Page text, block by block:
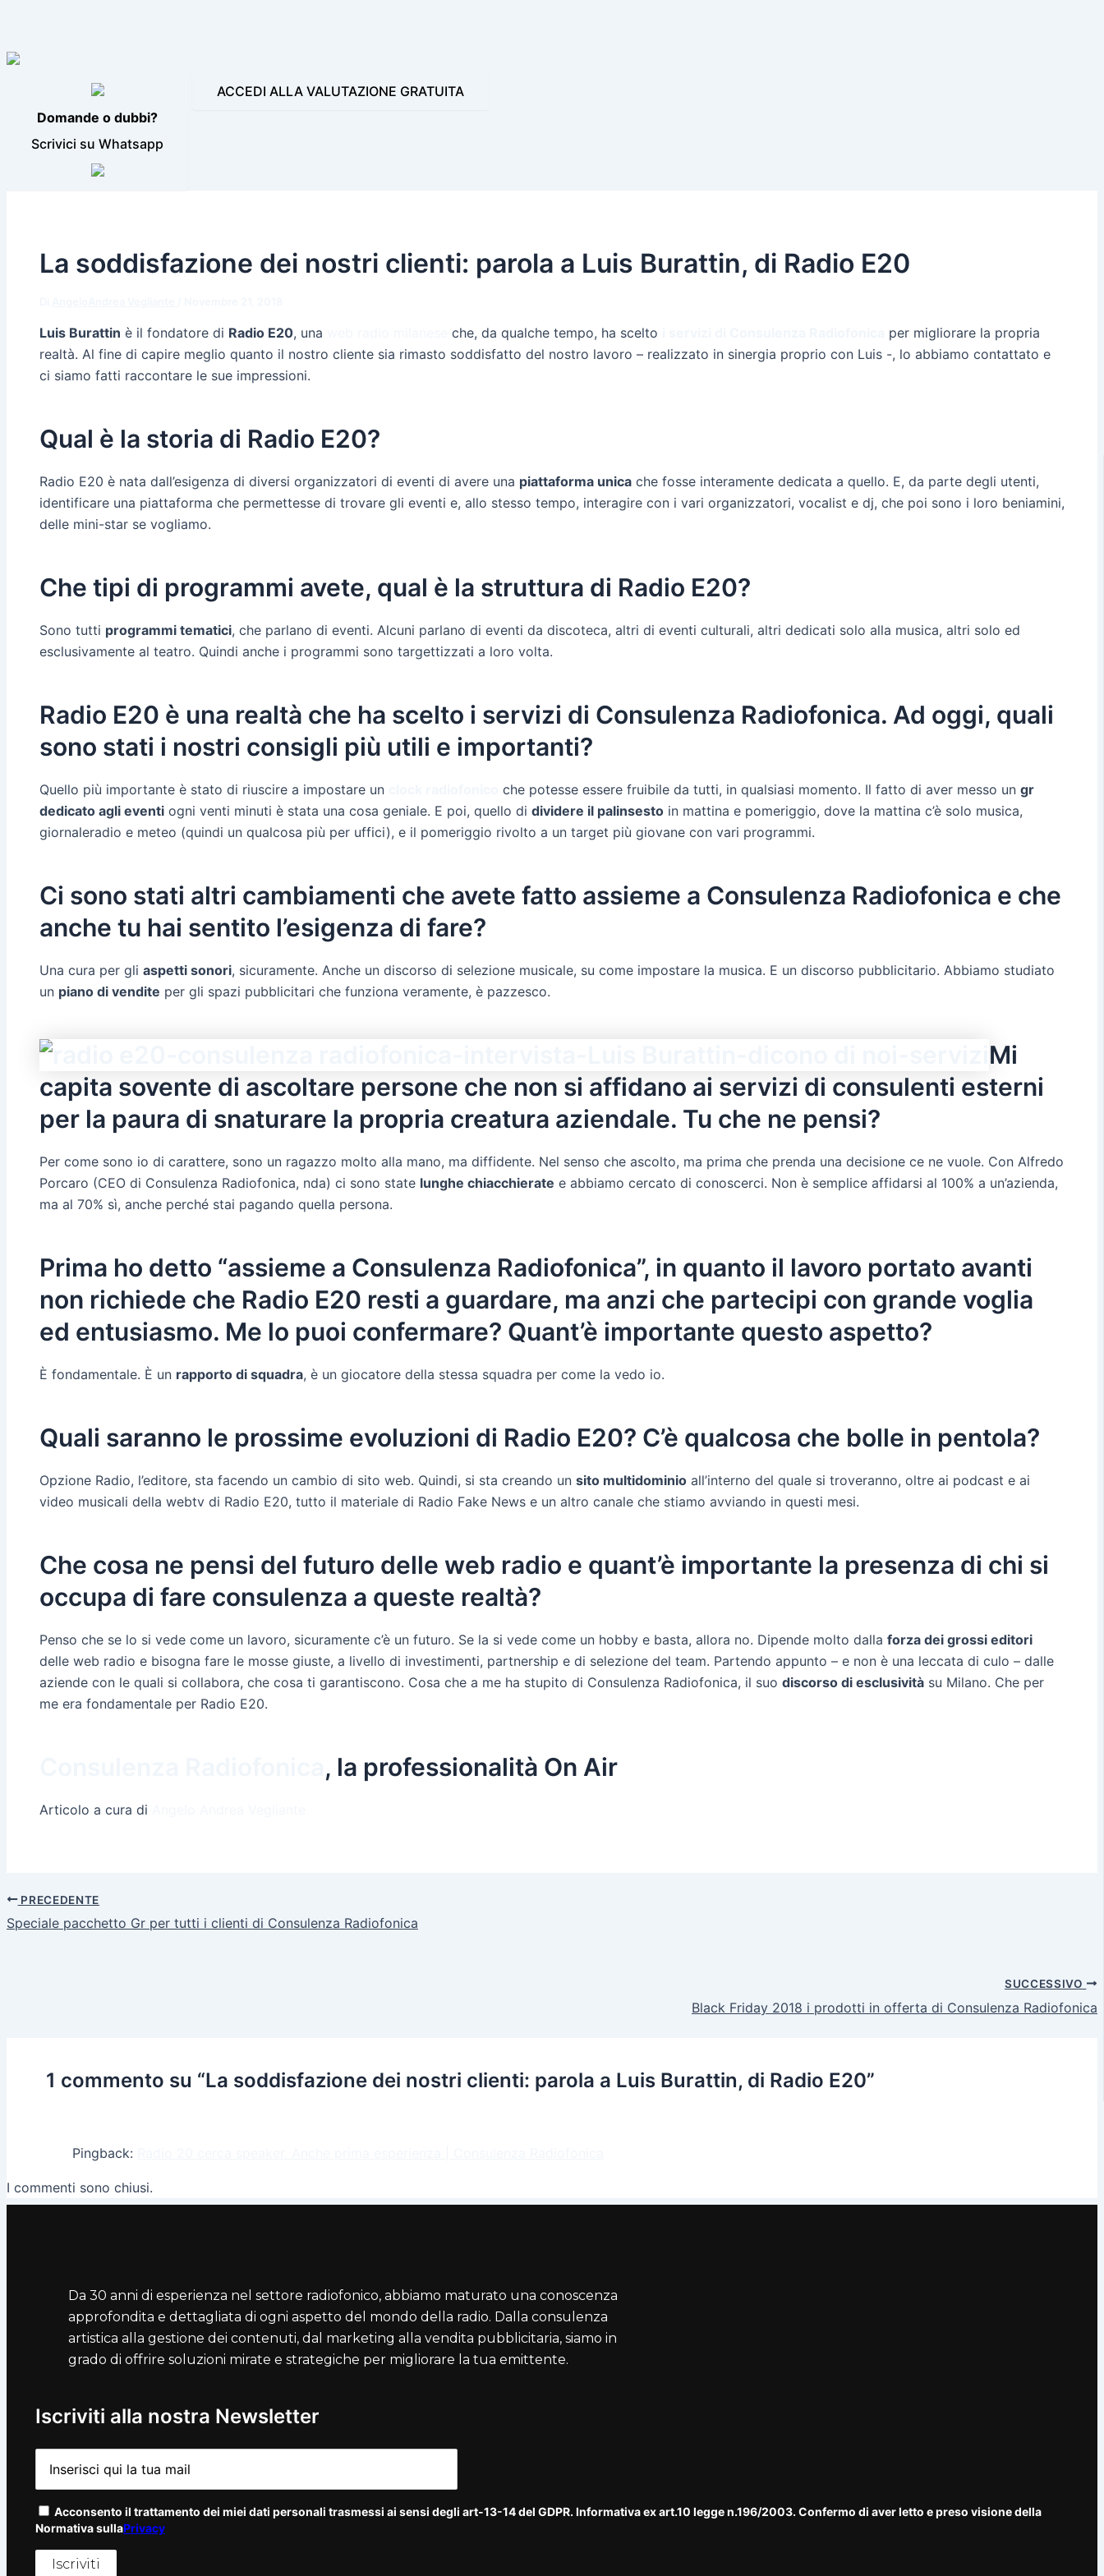
Domande o dubbi?
Scrivici su Whatsapp
ACCEDI ALLA VALUTAZIONE GRATUITA
La soddisfazione dei nostri clienti: parola a Luis Burattin, di Radio E20
Luis Burattin è il fondatore di Radio E20, una che, da qualche tempo, ha scelto
per migliorare la propria
realtà. Al fine di capire meglio quanto il nostro cliente sia rimasto soddisfatto del nostro lavoro – realizzato in sinergia proprio con Luis -, lo abbiamo contattato e
ci siamo fatti raccontare le sue impressioni.
Qual è la storia di Radio E20?
Radio E20 è nata dall’esigenza di diversi organizzatori di eventi di avere una piattaforma unica che fosse interamente dedicata a quello. E, da parte degli utenti,
identificare una piattaforma che permettesse di trovare gli eventi e, allo stesso tempo, interagire con i vari organizzatori, vocalist e dj, che poi sono i loro beniamini,
delle mini-star se vogliamo.
Che tipi di programmi avete, qual è la struttura di Radio E20?
Sono tutti programmi tematici, che parlano di eventi. Alcuni parlano di eventi da discoteca, altri di eventi culturali, altri dedicati solo alla musica, altri solo ed
esclusivamente al teatro. Quindi anche i programmi sono targettizzati a loro volta.
Radio E20 è una realtà che ha scelto i servizi di Consulenza Radiofonica. Ad oggi, quali
sono stati i nostri consigli più utili e importanti?
Quello più importante è stato di riuscire a impostare un che potesse essere fruibile da tutti, in qualsiasi momento. Il fatto di aver messo un gr
dedicato agli eventi ogni venti minuti è stata una cosa geniale. E poi, quello di dividere il palinsesto in mattina e pomeriggio, dove la mattina c’è solo musica,
giornaleradio e meteo (quindi un qualcosa più per uffici), e il pomeriggio rivolto a un target più giovane con vari programmi.
Ci sono stati altri cambiamenti che avete fatto assieme a Consulenza Radiofonica e che
anche tu hai sentito l’esigenza di fare?
Una cura per gli aspetti sonori, sicuramente. Anche un discorso di selezione musicale, su come impostare la musica. E un discorso pubblicitario. Abbiamo studiato
un piano di vendite per gli spazi pubblicitari che funziona veramente, è pazzesco.
Mi
capita sovente di ascoltare persone che non si affidano ai servizi di consulenti esterni
per la paura di snaturare la propria creatura aziendale. Tu che ne pensi?
Per come sono io di carattere, sono un ragazzo molto alla mano, ma diffidente. Nel senso che ascolto, ma prima che prenda una decisione ce ne vuole. Con Alfredo
Porcaro (CEO di Consulenza Radiofonica, nda) ci sono state lunghe chiacchierate e abbiamo cercato di conoscerci. Non è semplice affidarsi al 100% a un’azienda,
ma al 70% sì, anche perché stai pagando quella persona.
Prima ho detto “assieme a Consulenza Radiofonica”, in quanto il lavoro portato avanti
non richiede che Radio E20 resti a guardare, ma anzi che partecipi con grande voglia
ed entusiasmo. Me lo puoi confermare? Quant’è importante questo aspetto?
È fondamentale. È un rapporto di squadra, è un giocatore della stessa squadra per come la vedo io.
Quali saranno le prossime evoluzioni di Radio E20? C’è qualcosa che bolle in pentola?
Opzione Radio, l’editore, sta facendo un cambio di sito web. Quindi, si sta creando un sito multidominio all’interno del quale si troveranno, oltre ai podcast e ai
video musicali della webtv di Radio E20, tutto il materiale di Radio Fake News e un altro canale che stiamo avviando in questi mesi.
Che cosa ne pensi del futuro delle web radio e quant’è importante la presenza di chi si
occupa di fare consulenza a queste realtà?
Penso che se lo si vede come un lavoro, sicuramente c’è un futuro. Se la si vede come un hobby e basta, allora no. Dipende molto dalla forza dei grossi editori
delle web radio e bisogna fare le mosse giuste, a livello di investimenti, partnership e di selezione del team. Partendo appunto – e non è una leccata di culo – dalle
aziende con le quali si collabora, che cosa ti garantiscono. Cosa che a me ha stupito di Consulenza Radiofonica, il suo discorso di esclusività su Milano. Che per
me era fondamentale per Radio E20.
, la professionalità On Air
Articolo a cura di
PRECEDENTE
Speciale pacchetto Gr per tutti i clienti di Consulenza Radiofonica
SUCCESSIVO
Black Friday 2018 i prodotti in offerta di Consulenza Radiofonica
1 commento su “La soddisfazione dei nostri clienti: parola a Luis Burattin, di Radio E20”
Pingback:
I commenti sono chiusi.
Da 30 anni di esperienza nel settore radiofonico, abbiamo maturato una conoscenza
approfondita e dettagliata di ogni aspetto del mondo della radio. Dalla consulenza
artistica alla gestione dei contenuti, dal marketing alla vendita pubblicitaria, siamo in
grado di offrire soluzioni mirate e strategiche per migliorare la tua emittente.
Iscriviti alla nostra Newsletter
Acconsento il trattamento dei miei dati personali trasmessi ai sensi degli art-13-14 del GDPR. Informativa ex art.10 legge n.196/2003. Confermo di aver letto e preso visione della
Normativa sullaPrivacy